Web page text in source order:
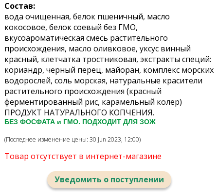
Состав:
вода очищенная, белок пшеничный, масло
кокосовое, белок соевый без ГМО,
вкусоароматическая смесь растительного
происхождения, масло оливковое, уксус винный
красный, клетчатка тростниковая, экстракты специй:
кориандр, черный перец, майоран, комплекс морских
водорослей, соль морская, натуральные красители
растительного происхождения (красный
ферментированный рис, карамельный колер)
ПРОДУКТ НАТУРАЛЬНОГО КОПЧЕНИЯ.
БЕЗ ФОСФАТА и ГМО. ПОДХОДИТ ДЛЯ ЗОЖ
(Последнее изменение цены: 30 Jun 2023, 12:00)
Товар отсутствует в интернет-магазине
Уведомить о поступлении